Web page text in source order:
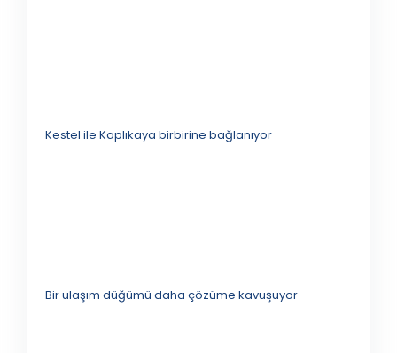
Kestel ile Kaplıkaya birbirine bağlanıyor
Bir ulaşım düğümü daha çözüme kavuşuyor